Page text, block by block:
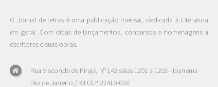
O Jornal de letras é uma publicação mensal, dedicada à Literatura
em geral. Com dicas de lançamentos, concursos e homenagens a
escritores e suas obras.
Rua Visconde de Pirajá, nº 142 salas 1201 a 1203 - Ipanema
Rio de Janeiro / RJ CEP 22410-003